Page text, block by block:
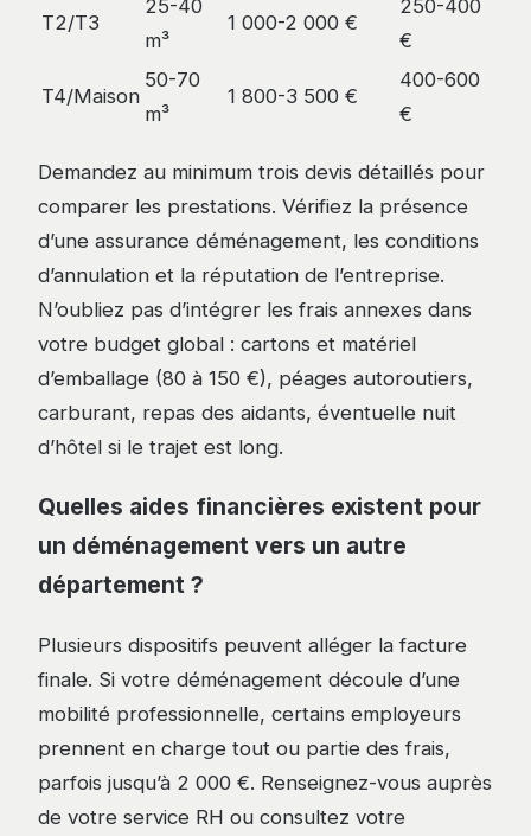
T2/T3
25-40
m³
1 000-2 000 €
250-400
€
T4/Maison
50-70
m³
1 800-3 500 €
400-600
€
Demandez au minimum trois devis détaillés pour
comparer les prestations. Vérifiez la présence
d’une assurance déménagement, les conditions
d’annulation et la réputation de l’entreprise.
N’oubliez pas d’intégrer les frais annexes dans
votre budget global : cartons et matériel
d’emballage (80 à 150 €), péages autoroutiers,
carburant, repas des aidants, éventuelle nuit
d’hôtel si le trajet est long.
Quelles aides financières existent pour
un déménagement vers un autre
département ?
Plusieurs dispositifs peuvent alléger la facture
finale. Si votre déménagement découle d’une
mobilité professionnelle, certains employeurs
prennent en charge tout ou partie des frais,
parfois jusqu’à 2 000 €. Renseignez-vous auprès
de votre service RH ou consultez votre